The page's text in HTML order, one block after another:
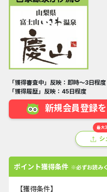
「獲得審査中」反映：即時～3日程度
「獲得履歴」反映：45日程度
新規会員登録
最大
シ
ポイント獲得条件 ※必ずお読み
【獲得条件】